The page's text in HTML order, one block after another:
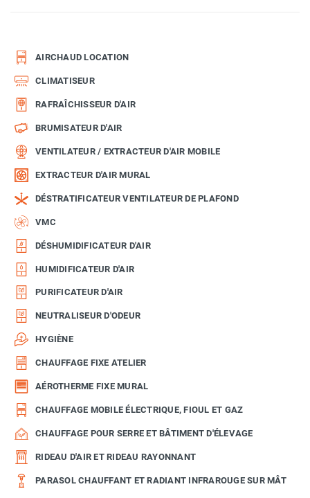
AIRCHAUD LOCATION
CLIMATISEUR
RAFRAÎCHISSEUR D'AIR
BRUMISATEUR D'AIR
VENTILATEUR / EXTRACTEUR D'AIR MOBILE
EXTRACTEUR D'AIR MURAL
DÉSTRATIFICATEUR VENTILATEUR DE PLAFOND
VMC
DÉSHUMIDIFICATEUR D'AIR
HUMIDIFICATEUR D'AIR
PURIFICATEUR D'AIR
NEUTRALISEUR D'ODEUR
HYGIÈNE
CHAUFFAGE FIXE ATELIER
AÉROTHERME FIXE MURAL
CHAUFFAGE MOBILE ÉLECTRIQUE, FIOUL ET GAZ
CHAUFFAGE POUR SERRE ET BÂTIMENT D'ÉLEVAGE
RIDEAU D'AIR ET RIDEAU RAYONNANT
PARASOL CHAUFFANT ET RADIANT INFRAROUGE SUR MÂT